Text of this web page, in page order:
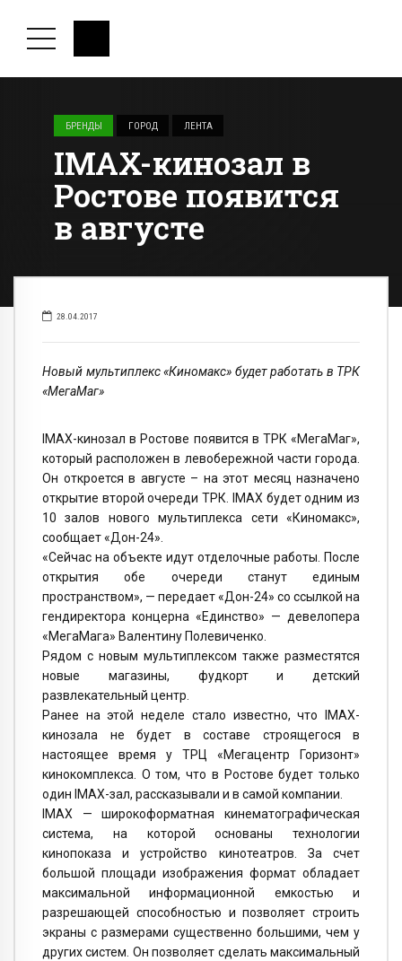
БРЕНДЫ ГОРОД ЛЕНТА
IMAX-кинозал в
Ростове появится
в августе
28.04.2017
Новый мультиплекс «Киномакс» будет работать в ТРК
«МегаМаг»
IMAX-кинозал в Ростове появится в ТРК «МегаМаг»,
который расположен в левобережной части города.
Он откроется в августе – на этот месяц назначено
открытие второй очереди ТРК. IMAX будет одним из
10 залов нового мультиплекса сети «Киномакс»,
сообщает «Дон-24».
«Сейчас на объекте идут отделочные работы. После
открытия обе очереди станут единым
пространством», — передает «Дон-24» со ссылкой на
гендиректора концерна «Единство» — девелопера
«МегаМага» Валентину Полевиченко.
Рядом с новым мультиплексом также разместятся
новые магазины, фудкорт и детский
развлекательный центр.
Ранее на этой неделе стало известно, что IMAX-
кинозала не будет в составе строящегося в
настоящее время у ТРЦ «Мегацентр Горизонт»
кинокомплекса. О том, что в Ростове будет только
один IMAX-зал, рассказывали и в самой компании.
IMAX — широкоформатная кинематографическая
система, на которой основаны технологии
кинопоказа и устройство кинотеатров. За счет
большой площади изображения формат обладает
максимальной информационной емкостью и
разрешающей способностью и позволяет строить
экраны с размерами существенно большими, чем у
других систем. Он позволяет сделать максимальный